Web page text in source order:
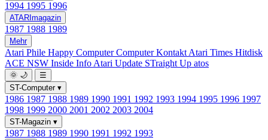
1994 1995 1996
ATARImagazin
1987 1988 1989
Mehr
Atari Phile Happy ComputerComputer Kontakt Atari Times Hitdisk
ACE NSW Inside Info Atari Update STraight Up atos
🌞 🌙
☰
ST-Computer ▾
1986 1987 1988 1989 1990 1991 1992 1993 1994 1995 1996 1997
1998 1999 2000 2001 2002 2003 2004
ST-Magazin ▾
1987 1988 1989 1990 1991 1992 1993